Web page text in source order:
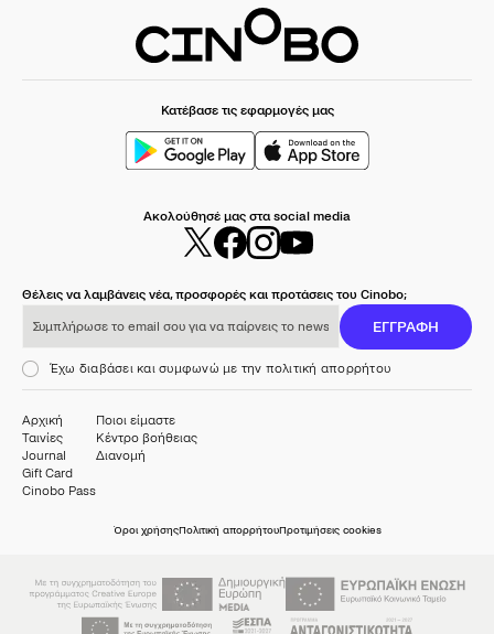
Κατέβασε τις εφαρμογές μας
Ακολούθησέ μας στα social media
Θέλεις να λαμβάνεις νέα, προσφορές και προτάσεις του Cinobo;
ΕΓΓΡΑΦΗ
Έχω διαβάσει και συμφωνώ με την πολιτική απορρήτου
Αρχική
Ταινίες
Journal
Gift Card
Cinobo Pass
Ποιοι είμαστε
Κέντρο βοήθειας
Διανομή
Όροι χρήσηςΠολιτική απορρήτουΠροτιμήσεις cookies